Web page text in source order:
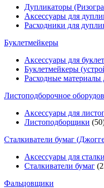
Дупликаторы
Аксессуары для
Расходники для
Буклетмейкеры
Аксессуары для
Буклетмейкеры
Расходные материалы
Листоподборочное
Аксессуары для
Листоподборщики
Сталкиватели бумаг
Аксессуары для
Сталкиватели бумаг
Фальцовщики